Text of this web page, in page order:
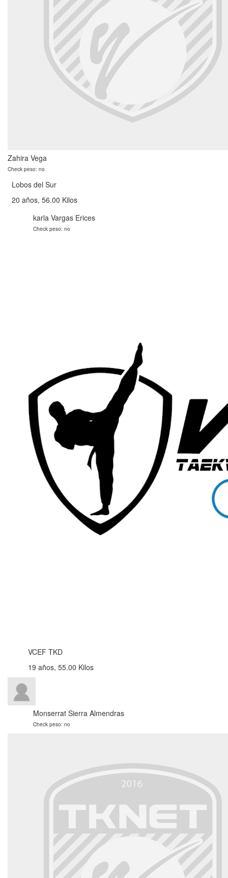
Zahira Vega
Check peso: no
Lobos del Sur
20 años, 56.00 Kilos
karla Vargas Erices
Check peso: no
VCEF TKD
19 años, 55.00 Kilos
Monserrat Sierra Almendras
Check peso: no